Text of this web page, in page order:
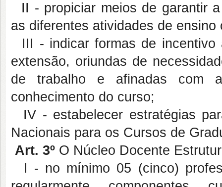
II - propiciar meios de garantir
as diferentes atividades de
III - indicar formas de incentivo
extensão, oriundas de
de trabalho e afinadas com
conhecimento do curso;
IV - estabelecer estratégias
Nacionais para os Cursos de
Art. 3º O Núcleo Docente
I - no mínimo 05 (cinco)